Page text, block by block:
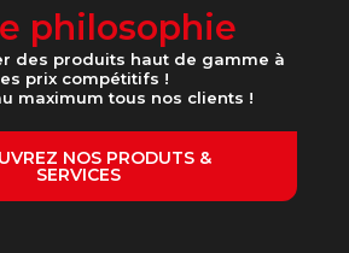
philosophie
des produits haut de gamme à
prix compétitifs !
maximum tous nos clients !
NOS PRODUTS &
SERVICES